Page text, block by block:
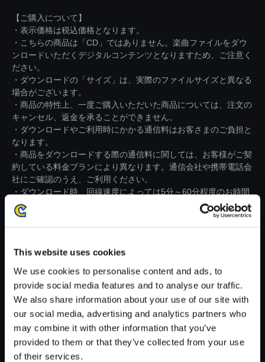
This website uses cookies
We use cookies to personalise content and ads, to
provide social media features and to analyse our traffic.
We also share information about your use of our site with
our social media, advertising and analytics partners who
may combine it with other information that you’ve
provided to them or that they’ve collected from your use
of their services.
【ご購入について】
・表示価格は税込価格となります。
・こちらの商品は「CD」ではありません。楽曲ファイルをダウ
ンロードいただくデジタルコンテンツとなりますため、ご注意く
ださい。
・ダウンロードの「サイズ」は、実際のファイルサイズと異なる
場合がございます。
・商品の特性上、一度ご購入いただいた商品については、注文の
キャンセル、返金を承ることができません。
・ダウンロードやご利用時にかかる通信料はお客さまのご負担と
なります。
・商品をダウンロードする際の通信料に関しては、お客様がご契
約している料金プランにより異なります。通信会社や携帯電話会
社にご確認のうえ、ご利用ください。
・ダウンロード時、回線速度によっては5分～60分程度のお時間
がかかる場合がございます。
※ご購入いただいたファイルのダウンロードの際には、通信環境
が安定しているWifi環境でお試しください。
【単曲】DEVIL MAY CRY 5 Ori
ginal SoundTrack Breakneck
Predator